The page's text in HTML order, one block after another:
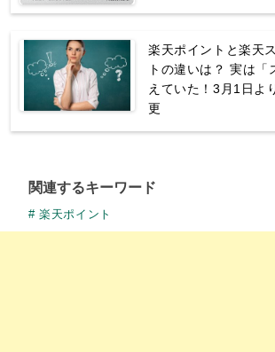
楽天ポイントと楽天
トの違いは？ 実は「
えていた！3月1日よ
更
関連するキーワード
楽天ポイント